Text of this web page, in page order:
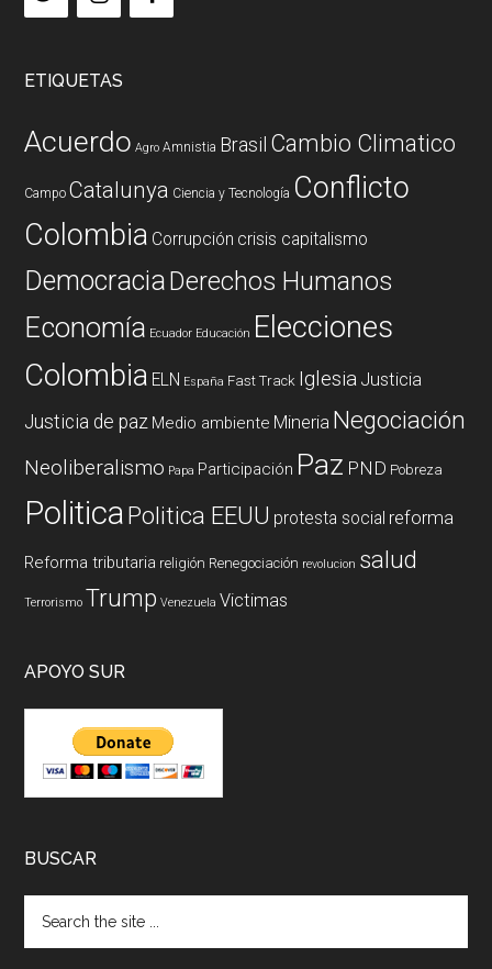
ETIQUETAS
Acuerdo Agro Amnistia Brasil Cambio Climatico
Campo Catalunya Ciencia y Tecnología Conflicto
Colombia Corrupción crisis capitalismo
DemocraciaDerechos Humanos
Economía Ecuador Educación Elecciones
Colombia ELN España Fast Track Iglesia Justicia
Justicia de paz Medio ambiente Mineria Negociación
Neoliberalismo Papa Participación Paz PND Pobreza
PoliticaPolitica EEUU protesta social reforma
Reforma tributaria religión Renegociación revolucion salud
Terrorismo Trump Venezuela Victimas
APOYO SUR
BUSCAR